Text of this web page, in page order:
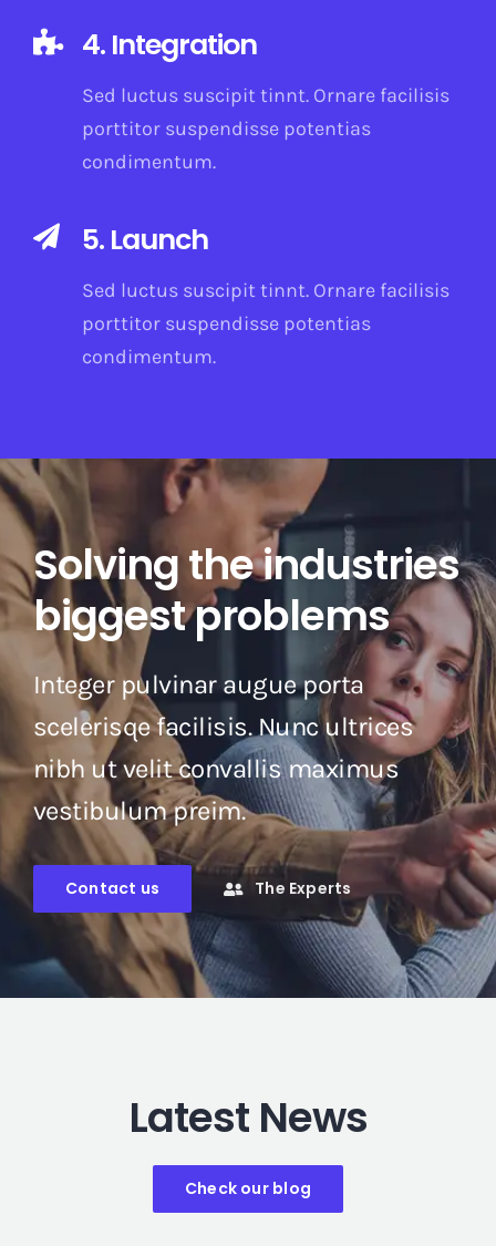
4. Integration
Sed luctus suscipit tinnt. Ornare facilisis
porttitor suspendisse potentias
condimentum.
5. Launch
Sed luctus suscipit tinnt. Ornare facilisis
porttitor suspendisse potentias
condimentum.
Solving the industries
biggest problems
Integer pulvinar augue porta
scelerisqe facilisis. Nunc ultrices
nibh ut velit convallis maximus
vestibulum preim.
Contact us The Experts
Latest News
Check our blog